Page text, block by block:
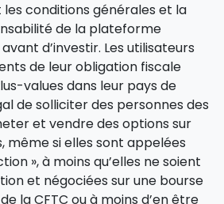
conditions générales et la
de la plateforme
d’investir. Les utilisateurs
de leur obligation fiscale
values dans leur pays de
de solliciter des personnes des
et vendre des options sur
même si elles sont appelées
», à moins qu’elles ne soient
et négociées sur une bourse
la CFTC ou à moins d’en être